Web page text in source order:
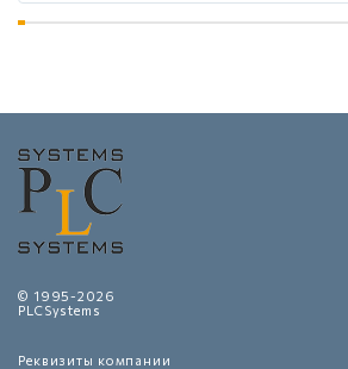
© 1995-2026
PLCSystems
Реквизиты компании